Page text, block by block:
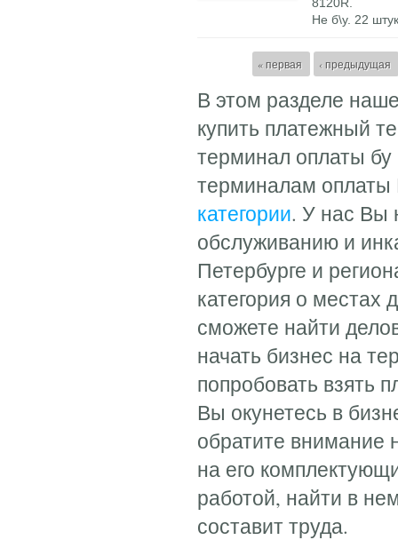
Не б\у. 22
Страницы
« первая ‹ предыдущая
В этом разделе
купить платежный
терминал оплаты
терминалам
категории. У нас Вы
обслуживанию и
Петербурге и
категория о
сможете найти
начать бизнес на
попробовать взять
Вы окунетесь в
обратите внимание
на его
работой, найти в
составит труда.